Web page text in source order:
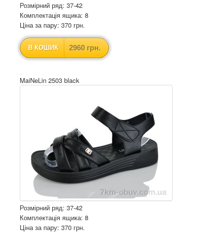
Розмірний ряд: 37-42
Комплектація ящика: 8
Ціна за пару: 370 грн.
В КОШИК 2960 грн.
MaiNeLin 2503 black
Розмірний ряд: 37-42
Комплектація ящика: 8
Ціна за пару: 370 грн.